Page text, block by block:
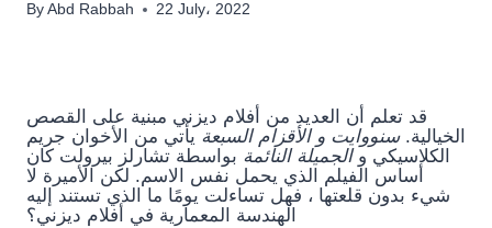
By Abd Rabbah 22 July، 2022
قد تعلم أن العديد من أفلام ديزني مبنية على القصص
الخيالية.سنووايت و الأقزام السبعة يأتي من الأخوان جريم
الكلاسيكي والجميلة النائمة بواسطة تشارلز بيرولت كان
أساس الفيلم الذي يحمل نفس الاسم. لكن الأميرة لا
شيء بدون قلعتها ، فهل تساءلت يومًا ما الذي تستند إليه
الهندسة المعمارية في أفلام ديزني؟